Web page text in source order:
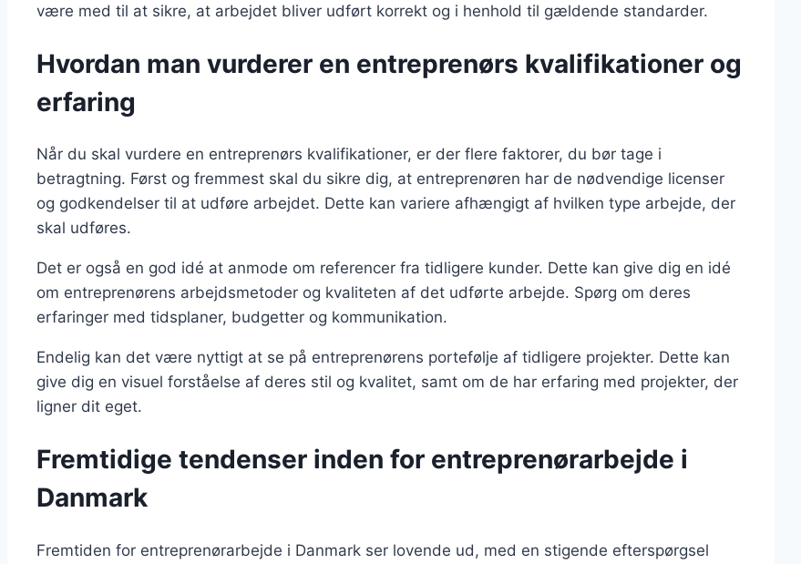
være med til at sikre, at arbejdet bliver udført korrekt og i henhold til gældende standarder.
Hvordan man vurderer en entreprenørs kvalifikationer og
erfaring
Når du skal vurdere en entreprenørs kvalifikationer, er der flere faktorer, du bør tage i
betragtning. Først og fremmest skal du sikre dig, at entreprenøren har de nødvendige licenser
og godkendelser til at udføre arbejdet. Dette kan variere afhængigt af hvilken type arbejde, der
skal udføres.
Det er også en god idé at anmode om referencer fra tidligere kunder. Dette kan give dig en idé
om entreprenørens arbejdsmetoder og kvaliteten af det udførte arbejde. Spørg om deres
erfaringer med tidsplaner, budgetter og kommunikation.
Endelig kan det være nyttigt at se på entreprenørens portefølje af tidligere projekter. Dette kan
give dig en visuel forståelse af deres stil og kvalitet, samt om de har erfaring med projekter, der
ligner dit eget.
Fremtidige tendenser inden for entreprenørarbejde i
Danmark
Fremtiden for entreprenørarbejde i Danmark ser lovende ud, med en stigende efterspørgsel